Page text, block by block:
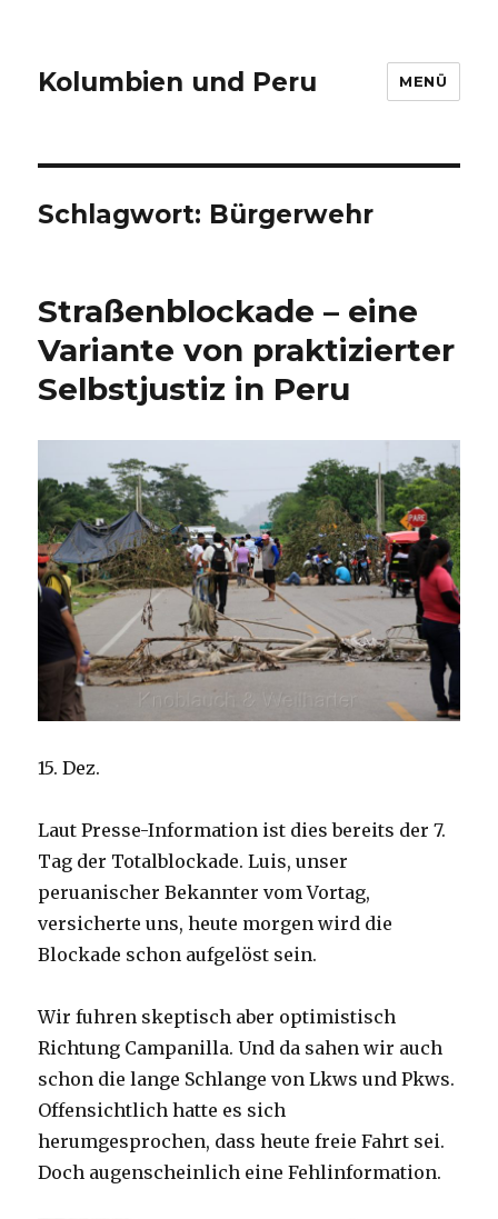
Kolumbien und Peru MENÜ
Schlagwort: Bürgerwehr
Straßenblockade – eine
Variante von praktizierter
Selbstjustiz in Peru
15. Dez.
Laut Presse-Information ist dies bereits der 7.
Tag der Totalblockade. Luis, unser
peruanischer Bekannter vom Vortag,
versicherte uns, heute morgen wird die
Blockade schon aufgelöst sein.
Wir fuhren skeptisch aber optimistisch
Richtung Campanilla. Und da sahen wir auch
schon die lange Schlange von Lkws und Pkws.
Offensichtlich hatte es sich
herumgesprochen, dass heute freie Fahrt sei.
Doch augenscheinlich eine Fehlinformation.